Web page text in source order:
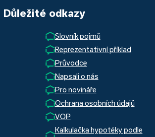
Důležité odkazy
Slovník pojmů
Reprezentativní příklad
Průvodce
Napsali o nás
Pro novináře
Ochrana osobních údajů
VOP
Kalkulačka hypotéky podle